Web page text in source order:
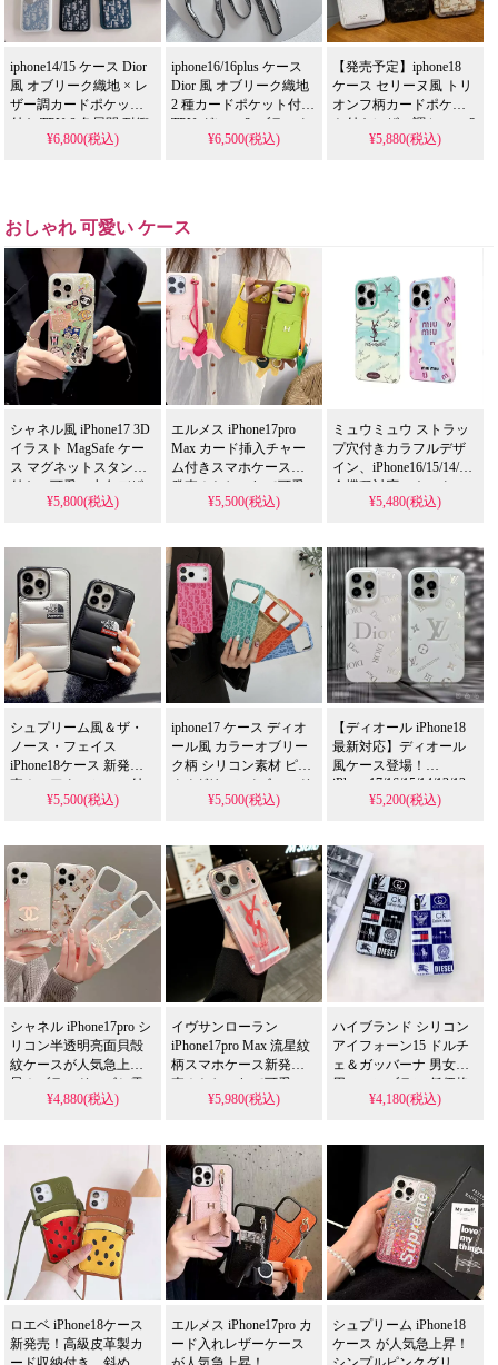
ースとしても使える優
れもの！
の多機能アイテム！
iphone14/15 ケース Dior
風 オブリーク織地 × レ
ザー調カードポケット
付き TPU 6 色展開 耐衝
撃 TPU フレーム 傷防止
ピクセル Galaxy
S21/S22/S23/S24/S25
Ultra 携帯ケース
¥6,800(税込)
iphone16/16plus ケース
Dior 風 オブリーク織地
2 種カードポケット付き
TPU グレー & ブラック
2 色 ロゴ入りショルダ
ィース向け アイフォン
18/18pro/17pro/17pro max
携帯ケース 全機種対応
無料プレゼント
¥6,500(税込)
【発売予定】iphone18
ケース セリーヌ風 トリ
オンフ柄カードポケッ
ト付きレザー調ケース 3
色展開 ゴールドトリオ
¥5,880(税込)
おしゃれ 可愛い ケース
シャネル風 iPhone17 3D
イラスト MagSafe ケー
ス マグネットスタンド
付き。可愛い少女デザ
インで iPhone16/15/14/13
今流行りの 3D マグネッ
トスタイルをお手頃価
格で。iPhone17 Pro/16
Pro Max にも対応！
¥5,800(税込)
エルメス iPhone17pro
Max カード挿入チャー
ム付きスマホケース新
発売！おしゃれで可愛
いデザインが芸能人に
仕ブランドの高級感が
漂う逸品。iPhone17ケー
スとして格安で手に入
り、
iPhone16pro/15promaxケ
ースとしても使える優
れもの！
¥5,500(税込)
ミュウミュウ ストラッ
プ穴付きカラフルデザ
イン、iPhone16/15/14/13
全機種対応。ネックス
トラップ落下防止、芸
耐衝撃＆防水機能で実
用性抜群、格安価格で
iPhone17pro/16promaxケ
ースとしてもおすすめ
の多機能アイテム！
¥5,480(税込)
シュプリーム風＆ザ・
ノース・フェイス
iPhone18ケース 新発
売！エアクッション付
き丈夫耐衝撃、ハイブ
売、
iPhone16/16pro/15pro max
全機種対応。芸能人も
愛用する人気ブランド
風、防水の多機能仕
様。かわいいエアクッ
ションロゴスタイルが
流行り、格安で手に入
iPhone17pro/16promaxケ
ースとしても使える優
れもの！
¥5,500(税込)
iphone17 ケース ディオ
ール風 カラーオブリー
ク柄 シリコン素材 ピン
ク / グリーン / ゴールド
/ オレンジ / ブルー 5 色
ス 日常・カジュアル向
け 高品質 アイフォン
Galaxy
S21/S22/S23/S24/S25
Ultra 携帯ケース 全機種
¥5,500(税込)
【ディオール iPhone18
最新対応】ディオール
風ケース登場！
iPhone17/16/15/14/13/12
全機種対応の大人可愛
な一台、耐衝撃＆防水
機能で安心。かわいく
て多機能なお揃いスタ
イルが今流行り、格安
でゲット。
iPhone17pro/16promaxケ
ースとしても活躍間違
¥5,200(税込)
シャネル iPhone17pro シ
リコン半透明亮面貝殻
紋ケースが人気急上
昇！ブランドロゴと電
気メッキが映える逸
性抜群。iPhone17ケース
として使える格安価
格、流行りの多機能ア
イテム。
iPhone16pro/15promaxケ
ースとしてもおすす
め！
¥4,880(税込)
イヴサンローラン
iPhone17pro Max 流星紋
柄スマホケース新発
売！おしゃれで可愛い
デザインが芸能人にも
の流星柄が目を引く逸
品。iPhone17ケースとし
て格安で手に入り、
iPhone16pro/15promaxケ
ースとしても使える優
れもの！
¥5,980(税込)
ハイブランド シリコン
アイフォーン15 ドルチ
ェ＆ガッバーナ 男女兼
用。モンブラン 低価格
montblanc アイホン
用・かわいい・格安。
おしゃれ 耐衝撃 防水。
iPhone16pro/15promaxケ
ース も人気。おすすめ
iPhone17ケース。
¥4,180(税込)
ロエベ iPhone18ケース
新発売！高級皮革製カ
エルメス iPhone17pro カ
ード入れレザーケース
シュプリーム iPhone18
ケース が人気急上昇！